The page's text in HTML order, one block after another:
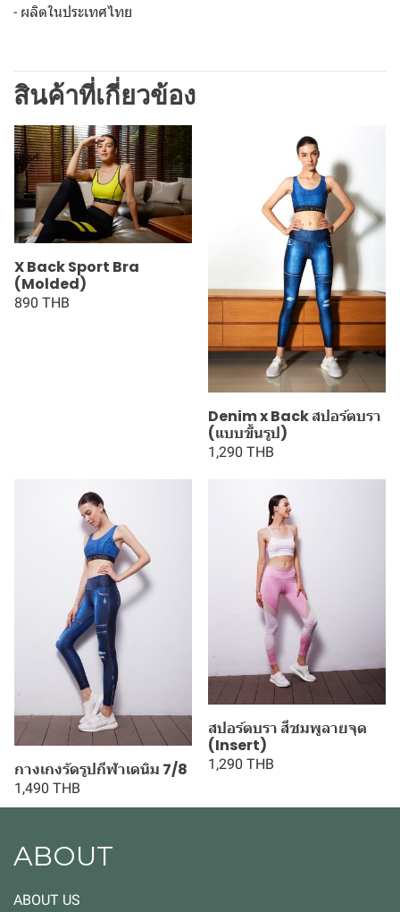
- ผลิตในประเทศไทย
สินค้าที่เกี่ยวข้อง
X Back Sport Bra
(Molded)
890 THB
Denim x Back สปอร์ตบรา
(แบบขึ้นรูป)
1,290 THB
กางเกงรัดรูปกีฬาเดนิม 7/8
1,490 THB
สปอร์ตบรา สีชมพูลายจุด
(Insert)
1,290 THB
ABOUT
ABOUT US